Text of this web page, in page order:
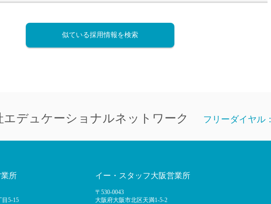
似ている採用情報を検索
エデュケーショナルネットワーク フリーダイヤル：
所
5-15
イー・スタッフ大阪営業所
〒530-0043
大阪府大阪市北区天満1-5-2